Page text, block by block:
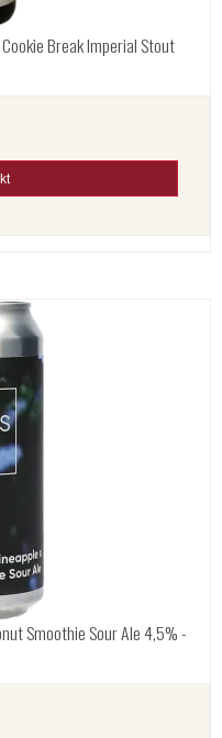
Break Imperial Stout
Smoothie Sour Ale 4,5% -